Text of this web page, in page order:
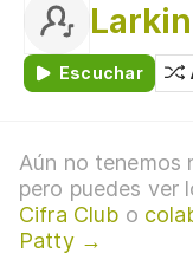
Escuchar
Aún no tenemos
pero puedes ver
Cifra Club o
Patty →